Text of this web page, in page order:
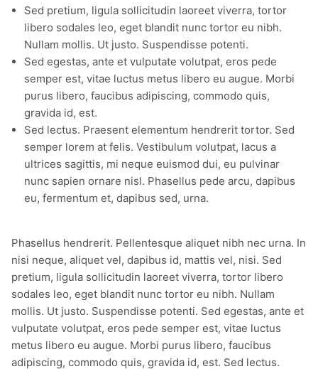
Sed pretium, ligula sollicitudin laoreet viverra, tortor
libero sodales leo, eget blandit nunc tortor eu nibh.
Nullam mollis. Ut justo. Suspendisse potenti.
Sed egestas, ante et vulputate volutpat, eros pede
semper est, vitae luctus metus libero eu augue. Morbi
purus libero, faucibus adipiscing, commodo quis,
gravida id, est.
Sed lectus. Praesent elementum hendrerit tortor. Sed
semper lorem at felis. Vestibulum volutpat, lacus a
ultrices sagittis, mi neque euismod dui, eu pulvinar
nunc sapien ornare nisl. Phasellus pede arcu, dapibus
eu, fermentum et, dapibus sed, urna.
Phasellus hendrerit. Pellentesque aliquet nibh nec urna. In
nisi neque, aliquet vel, dapibus id, mattis vel, nisi. Sed
pretium, ligula sollicitudin laoreet viverra, tortor libero
sodales leo, eget blandit nunc tortor eu nibh. Nullam
mollis. Ut justo. Suspendisse potenti. Sed egestas, ante et
vulputate volutpat, eros pede semper est, vitae luctus
metus libero eu augue. Morbi purus libero, faucibus
adipiscing, commodo quis, gravida id, est. Sed lectus.